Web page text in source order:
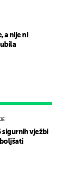
sigurnih vježbi
a nije ni